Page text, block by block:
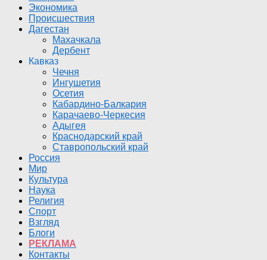
Экономика
Происшествия
Дагестан
Махачкала
Дербент
Кавказ
Чечня
Ингушетия
Осетия
Кабардино-Балкария
Карачаево-Черкесия
Адыгея
Краснодарский край
Ставропольский край
Россия
Мир
Культура
Наука
Религия
Спорт
Взгляд
Блоги
РЕКЛАМА
Контакты